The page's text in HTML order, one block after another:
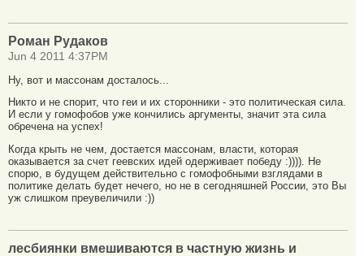
Роман Рудаков
Jun 4 2011 4:37PM
Ну, вот и массонам досталось...
Никто и не спорит, что геи и их сторонники - это политическая сила.
И если у гомофобов уже кончились аргументы, значит эта сила
обречена на успех!
Когда крыть не чем, достается массонам, власти, которая
оказывается за счет геевских идей одерживает победу :)))). Не
спорю, в будущем действительно с гомофобными взглядами в
политике делать будет нечего, но не в сегодняшней России, это Вы
уж слишком преувеличили :))
лесбиянки вмешиваются в частную жизнь и